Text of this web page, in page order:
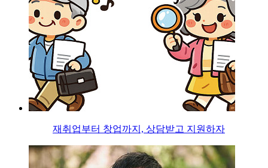
재취업부터 창업까지, 상담받고 지원하자